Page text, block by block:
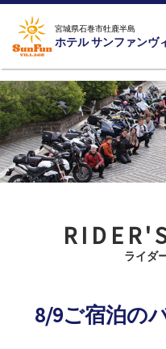
コ
ツ
へ
ス
キ
ッ
プ
宮城県石巻市牡鹿半島
ホテル サンファンヴ
ライダ
2026.08.10
8/9ご宿泊の